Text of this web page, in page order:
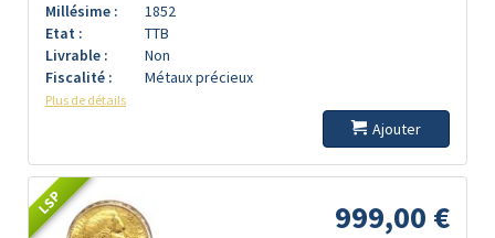
Millésime :
1852
Etat :
TTB
Livrable :
Non
Fiscalité :
Métaux précieux
Plus de détails
Ajouter
LSP 999,00 €